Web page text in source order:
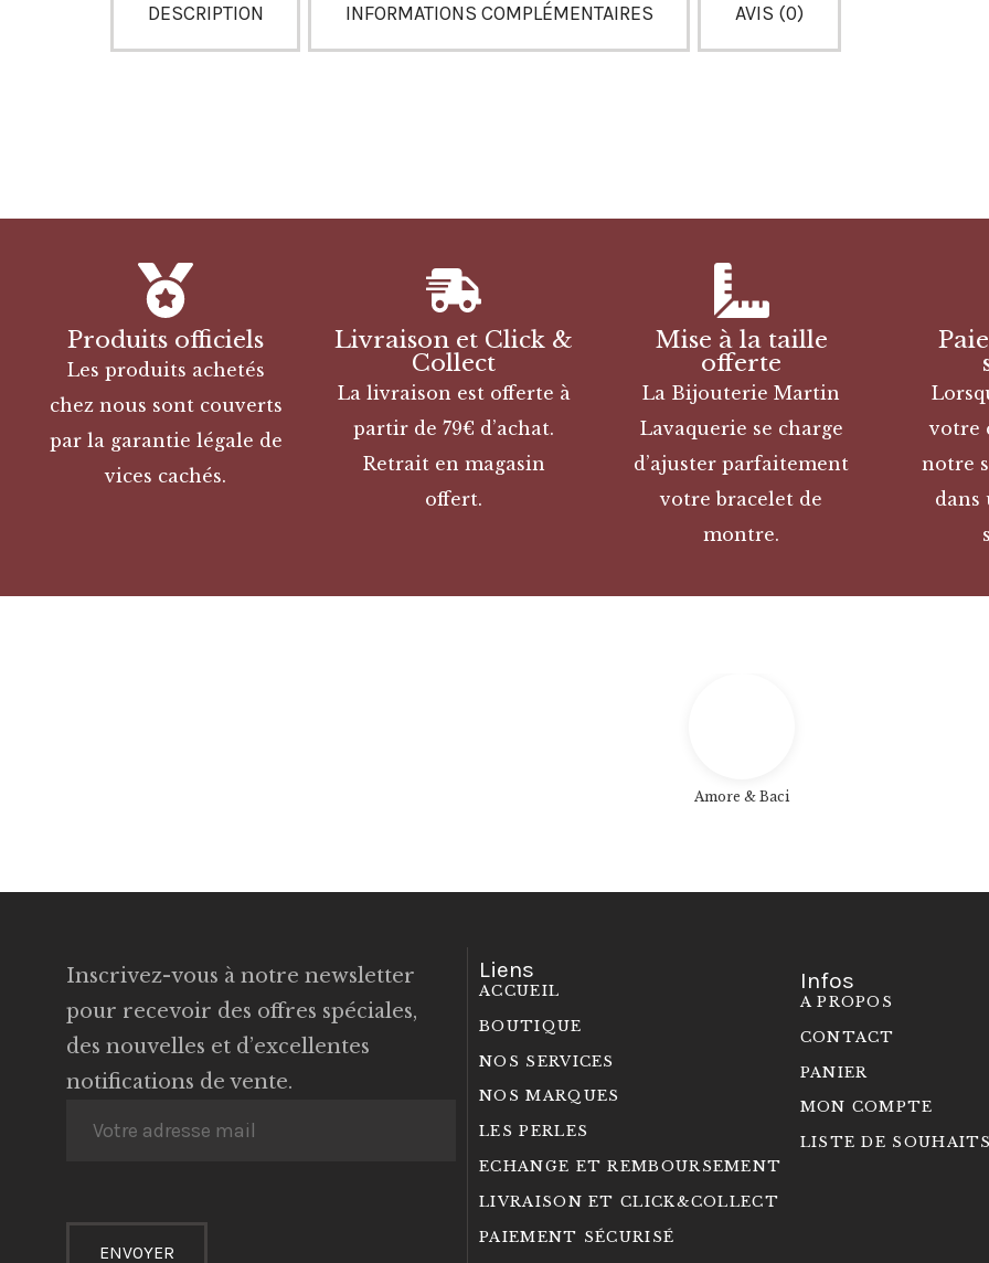
DESCRIPTION INFORMATIONS COMPLÉMENTAIRES AVIS (0)
Produits officiels
Les produits achetés
chez nous sont couverts
par la garantie légale de
vices cachés.
Livraison et Click &
Collect
La livraison est offerte à
partir de 79€ d’achat.
Retrait en magasin
offert.
Mise à la taille
offerte
La Bijouterie Martin
Lavaquerie se charge
d’ajuster parfaitement
votre bracelet de
montre.
votre
notre
dans
Amore & Baci
Inscrivez-vous à notre newsletter
pour recevoir des offres spéciales,
des nouvelles et d’excellentes
notifications de vente.
Liens
ACCUEIL
BOUTIQUE
NOS SERVICES
NOS MARQUES
LES PERLES
ECHANGE ET REMBOURSEMENT
LIVRAISON ET CLICK&COLLECT
PAIEMENT SÉCURISÉ
Infos
A PROPOS
CONTACT
PANIER
MON COMPTE
LISTE DE